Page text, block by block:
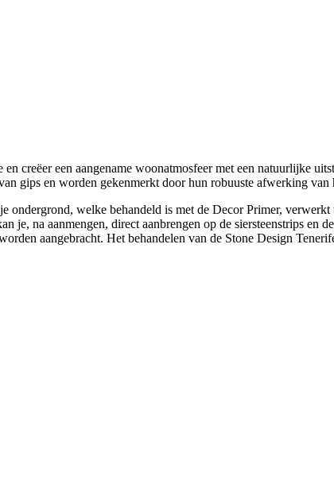
creëer een aangename woonatmosfeer met een natuurlijke
gips en worden gekenmerkt door hun robuuste afwerking
ondergrond, welke behandeld is met de Decor Primer,
je, na aanmengen, direct aanbrengen op de siersteenstrips
aangebracht. Het behandelen van de Stone Design